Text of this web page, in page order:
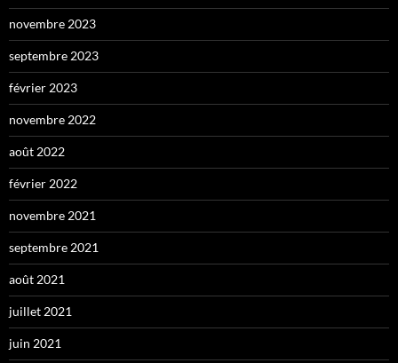
novembre 2023
septembre 2023
février 2023
novembre 2022
août 2022
février 2022
novembre 2021
septembre 2021
août 2021
juillet 2021
juin 2021